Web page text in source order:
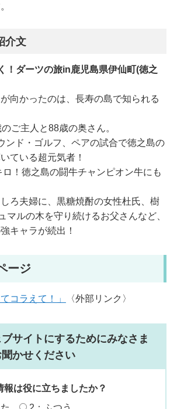
介文
！ダーツの旅in鹿児島県伊仙町(徳之
向かったのは、長寿の島で知られる
ご主人と88歳の奥さん。
ンド・ゴルフ、ペアの試合で徳之島の
ている超元気者！
！徳之島の闘牛チャンピオン牛にも
ろ夫婦に、黒糖焼酎の女性杜氏、樹
マルの木を守り続けるお父さんなど、
キャラが続出！
ージ
コラえて！」 〈外部リンク〉
サイトにするためにみなさま
かせください
報は役に立ちましたか？